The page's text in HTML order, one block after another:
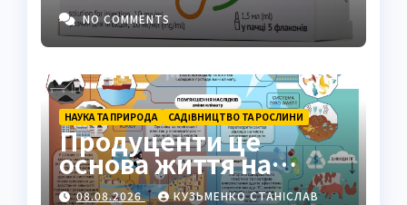
NO COMMENTS
НАУКА ТА ПРИРОДА САДІВНИЦТВО ТА РОСЛИНИ
Продуценти це
основа життя на
Землі: повний гід
08.08.2026
КУЗЬМЕНКО СТАНІСЛАВ